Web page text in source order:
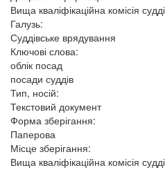
Вища кваліфікаційна комісія
Галузь:
Суддівське врядування
Ключові слова:
облік посад
посади суддів
Тип, носій:
Текстовий документ
Форма зберігання:
Паперова
Місце зберігання:
Вища кваліфікаційна комісія